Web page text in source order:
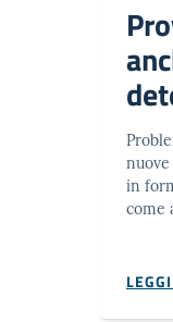
in
come